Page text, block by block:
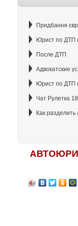
Придбання
Юрист по ДТП
После ДТП
Адвокатские
Юрист по ДТП
Чат Рулетка
Как